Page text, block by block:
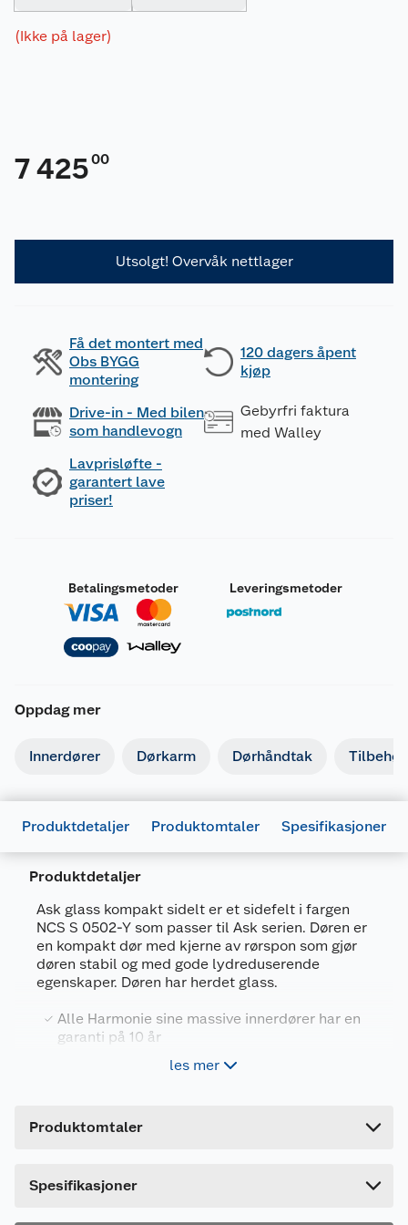
(Ikke på lager)
7 42500
Utsolgt! Overvåk nettlager
Få det montert med
Obs BYGG
montering
120 dagers åpent
kjøp
Drive-in - Med bilen
som handlevogn
Gebyrfri faktura
med Walley
Lavprisløfte -
garantert lave
priser!
Betalingsmetoder Leveringsmetoder
Oppdag mer
Innerdører Dørkarm Dørhåndtak
Produktdetaljer Produktomtaler Spesifikasjoner
Produktdetaljer
Ask glass kompakt sidelt er et sidefelt i fargen
NCS S 0502-Y som passer til Ask serien. Døren er
en kompakt dør med kjerne av rørspon som gjør
døren stabil og med gode lydreduserende
egenskaper. Døren har herdet glass.
Alle Harmonie sine massive innerdører har en
garanti på 10 år
En massiv innerdør er et godt valg når det
Ask glass kompakt sidefelt er et klassisk sidefelt
les mer
Produktomtaler
Dette produktet har ikke fått noen omtale ennå.
Spesifikasjoner
Artikkelnummer
7072354014494
Leverandørens artikkelnummer
146988
Størrelse
Farge
HVIT